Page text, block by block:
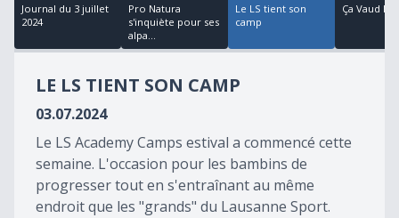
11
minutes,
seconds
Journal du 3 juillet
2024
Pro Natura
s'inquiète pour ses
alpa...
Le LS tient son
camp
Ça Vaud le
LE LS TIENT SON CAMP
03.07.2024
Le LS Academy Camps estival a commencé cette
semaine. L'occasion pour les bambins de
progresser tout en s'entraînant au même
endroit que les "grands" du Lausanne Sport.